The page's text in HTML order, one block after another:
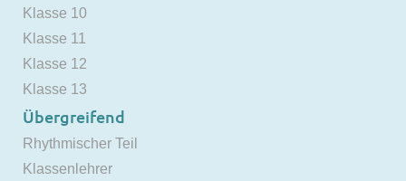
Klasse 10
Klasse 11
Klasse 12
Klasse 13
Übergreifend
Rhythmischer Teil
Klassenlehrer